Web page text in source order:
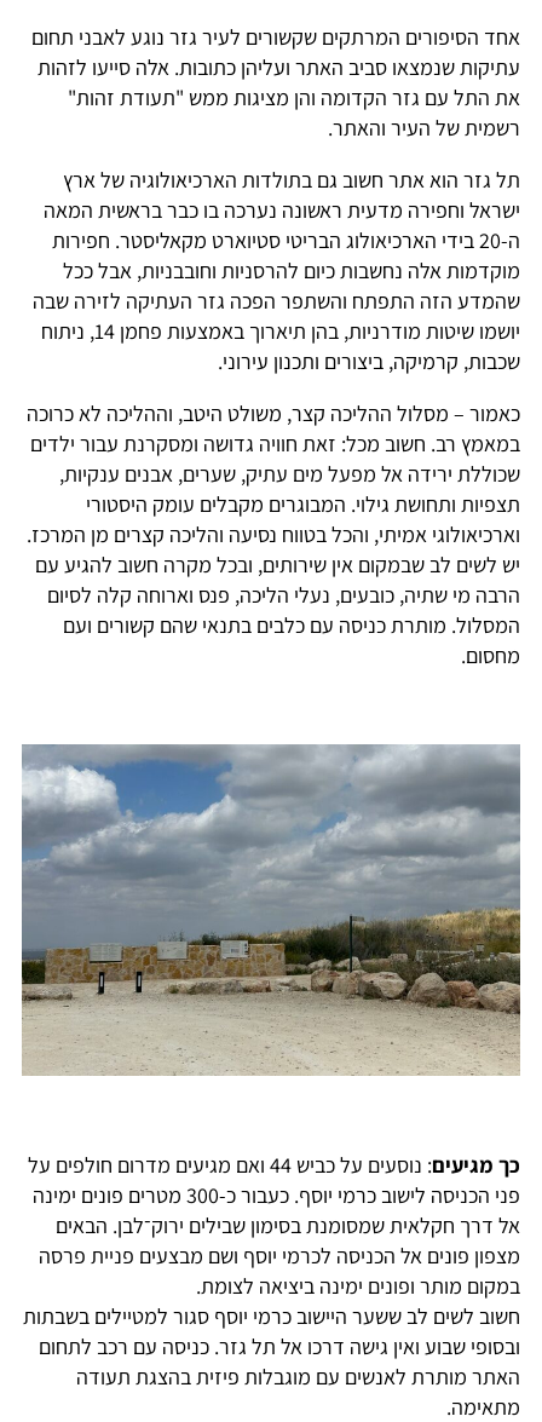
אחד הסיפורים המרתקים שקשורים לעיר גזר נוגע לאבני תחום
עתיקות שנמצאו סביב האתר ועליהן כתובות. אלה סייעו לזהות
את התל עם גזר הקדומה והן מציגות ממש "תעודת זהות"
רשמית של העיר והאתר.
תל גזר הוא אתר חשוב גם בתולדות הארכיאולוגיה של ארץ
ישראל וחפירה מדעית ראשונה נערכה בו כבר בראשית המאה
ה-20 בידי הארכיאולוג הבריטי סטיוארט מקאליסטר. חפירות
מוקדמות אלה נחשבות כיום להרסניות וחובבניות, אבל ככל
שהמדע הזה התפתח והשתפר הפכה גזר העתיקה לזירה שבה
יושמו שיטות מודרניות, בהן תיארוך באמצעות פחמן 14, ניתוח
שכבות, קרמיקה, ביצורים ותכנון עירוני.
כאמור – מסלול ההליכה קצר, משולט היטב, וההליכה לא כרוכה
במאמץ רב. חשוב מכל: זאת חוויה גדושה ומסקרנת עבור ילדים
שכוללת ירידה אל מפעל מים עתיק, שערים, אבנים ענקיות,
תצפיות ותחושת גילוי. המבוגרים מקבלים עומק היסטורי
וארכיאולוגי אמיתי, והכל בטווח נסיעה והליכה קצרים מן המרכז.
יש לשים לב שבמקום אין שירותים, ובכל מקרה חשוב להגיע עם
הרבה מי שתיה, כובעים, נעלי הליכה, פנס וארוחה קלה לסיום
המסלול. מותרת כניסה עם כלבים בתנאי שהם קשורים ועם
מחסום.
כך מגיעים
: נוסעים על כביש 44 ואם מגיעים מדרום חולפים על
פני הכניסה לישוב כרמי יוסף. כעבור כ-300 מטרים פונים ימינה
אל דרך חקלאית שמסומנת בסימון שבילים ירוק־לבן. הבאים
מצפון פונים אל הכניסה לכרמי יוסף ושם מבצעים פניית פרסה
במקום מותר ופונים ימינה ביציאה לצומת.
חשוב לשים לב ששער היישוב כרמי יוסף סגור למטיילים בשבתות
ובסופי שבוע ואין גישה דרכו אל תל גזר. כניסה עם רכב לתחום
האתר מותרת לאנשים עם מוגבלות פיזית בהצגת תעודה
מתאימה.